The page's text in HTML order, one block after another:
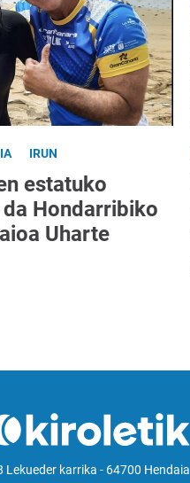
IRUN
estatuko
Hondarribiko
Uharte
Lekueder karrika - 64700 Hendaia